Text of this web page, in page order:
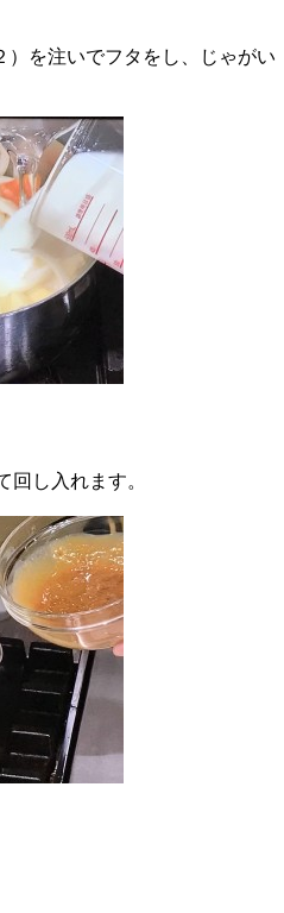
）を注いでフタをし、じゃがい
し入れます。